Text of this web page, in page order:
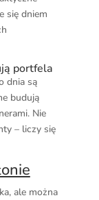
się dniem
portfela
dnia są
budują
Nie
– liczy się
ale można